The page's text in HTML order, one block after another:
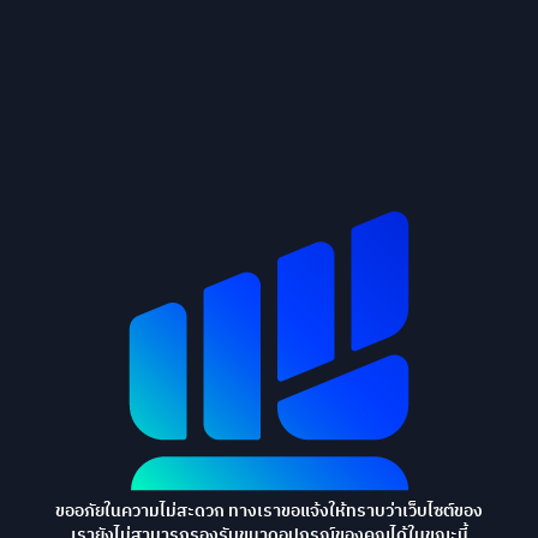
ขออภัยในความไม่สะดวก ทางเราขอแจ้งให้ทราบว่าเว็บไซต์ของ